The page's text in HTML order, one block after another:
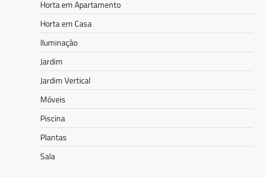
Horta em Apartamento
Horta em Casa
Iluminação
Jardim
Jardim Vertical
Móveis
Piscina
Plantas
Sala